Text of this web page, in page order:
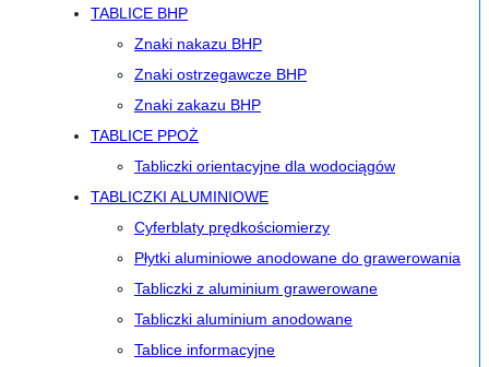
TABLICE BHP
Znaki nakazu BHP
Znaki ostrzegawcze BHP
Znaki zakazu BHP
TABLICE PPOŻ
Tabliczki orientacyjne dla wodociągów
TABLICZKI ALUMINIOWE
Cyferblaty prędkościomierzy
Płytki aluminiowe anodowane do grawerowania
Tabliczki z aluminium grawerowane
Tabliczki aluminium anodowane
Tablice informacyjne